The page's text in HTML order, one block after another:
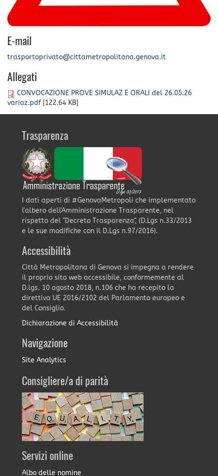
E-mail
trasportoprivato@cittametropolitana.genova.it
Allegati
CONVOCAZIONE PROVE SIMULAZ E ORALI del 26.05.26
variaz.pdf[122.64 KB]
Trasparenza
I dati aperti di #GenovaMetropoli che implementato
l'albero dell'Amministrazione Trasparente, nel
rispetto del "Decreto Trasparenza", (D.Lgs n.33/2013
e le sue modifiche con il D.Lgs n.97/2016).
Accessibilità
Città Metropolitana di Genova si impegna a rendere
il proprio sito web accessibile, conformemente al
D.lgs. 10 agosto 2018, n.106 che ha recepito la
direttiva UE 2016/2102 del Parlamento europeo e
del Consiglio.
Dichiarazione di Accessibilità
Navigazione
Site Analytics
Consigliere/a di parità
Servizi online
Albo delle nomine